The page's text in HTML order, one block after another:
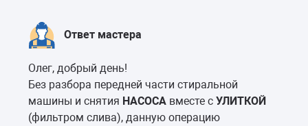
Ответ мастера
Олег, добрый день!
Без разбора передней части стиральной
машины и снятия НАСОСА вместе с УЛИТКОЙ
(фильтром слива), данную операцию